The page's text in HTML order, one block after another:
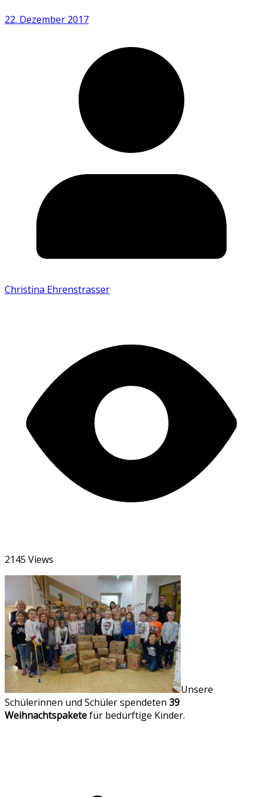
22. Dezember 2017
Christina Ehrenstrasser
2145 Views
Unsere
Schülerinnen und Schüler spendeten 39
Weihnachtspaketefür bedürftige Kinder.